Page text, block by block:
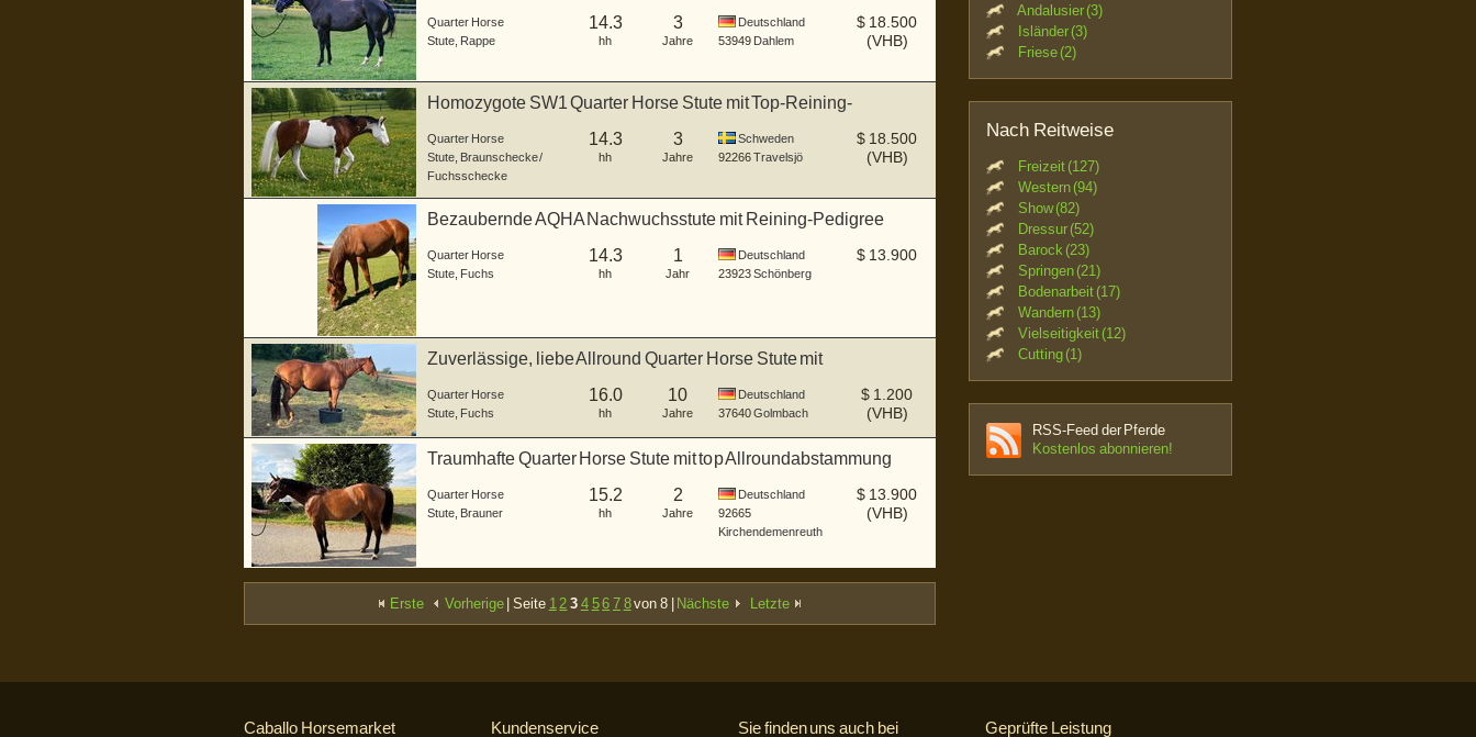
Quarter Horse
Stute Rappe
14.3
hh
3
Jahre
Deutschland
53949 Dahlem
$ 18.500
(VHB)
Homozygote SW1 Quarter Horse Stute mit Top-Reining-
Quarter Horse
Stute Braunschecke /
Fuchsschecke
14.3
hh
3
Jahre
Schweden
92266Travelsjö
$ 18.500
(VHB)
Bezaubernde AQHA Nachwuchsstute mit Reining-Pedigree
Quarter Horse
Stute Fuchs
14.3
hh
1
Jahr
Deutschland
23923Schönberg
$ 13.900
Zuverlässige, liebe Allround Quarter Horse Stute mit
Quarter Horse
Stute Fuchs
16.0
hh
10
Jahre
Deutschland
37640Golmbach
$ 1.200
(VHB)
Traumhafte Quarter Horse Stute mit top Allroundabstammung
Quarter Horse
Stute Brauner
15.2
hh
2
Jahre
Deutschland
92665
Kirchendemenreuth
$ 13.900
(VHB)
Erste Vorherige| Seite 12 3 4 56 7 8von 8 | Nächste Letzte
Andalusier (3)
Isländer (3)
Friese (2)
Nach Reitweise
Freizeit (127)
Western (94)
Show (82)
Dressur (52)
Barock (23)
Springen (21)
Bodenarbeit (17)
Wandern (13)
Vielseitigkeit (12)
Cutting (1)
RSS-Feed der Pferde
Kostenlos abonnieren!
Caballo Horsemarket Kundenservice Sie finden uns auch bei Geprüfte Leistung